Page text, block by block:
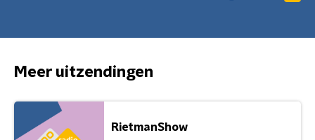
Meer uitzendingen
RietmanShow